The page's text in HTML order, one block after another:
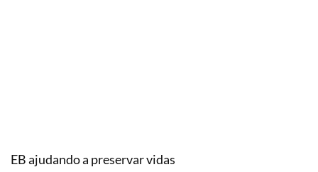
EB ajudando a preservar vidas